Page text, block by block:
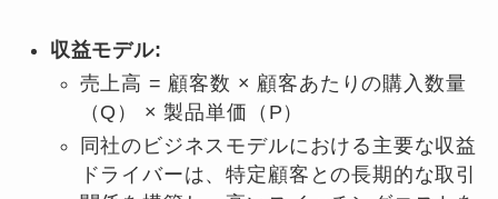
収益モデル:
売上高 = 顧客数 × 顧客あたりの購入数量
（Q） × 製品単価（P）
同社のビジネスモデルにおける主要な収益
ドライバーは、特定顧客との長期的な取引